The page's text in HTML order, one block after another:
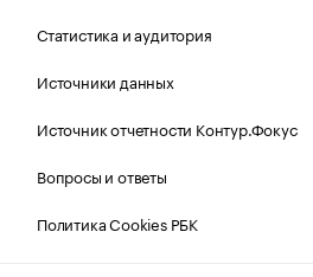
Статистика и аудитория
Источники данных
Источник отчетности Контур.Фокус
Вопросы и ответы
Политика Cookies РБК